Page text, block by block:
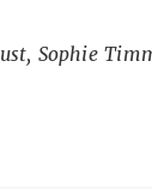
Sophie